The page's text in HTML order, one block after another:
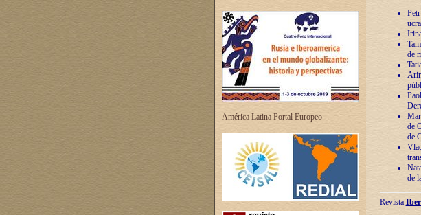
América Latina Portal Europeo
de
de
de
de
Revista